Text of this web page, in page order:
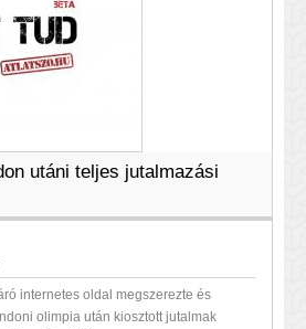
utáni teljes jutalmazási
internetes oldal megszerezte és
olimpia után kiosztott jutalmak